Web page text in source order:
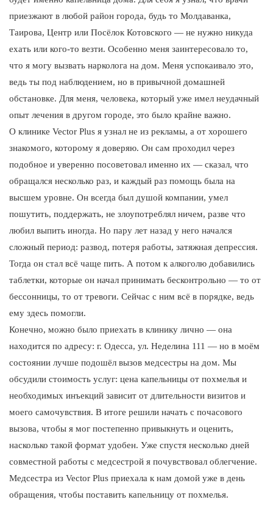
приезжают в любой район города, будь то Молдаванка,
Таирова, Центр или Посёлок Котовского — не нужно никуда
ехать или кого-то везти. Особенно меня заинтересовало то,
что я могу вызвать нарколога на дом. Меня успокаивало это,
ведь ты под наблюдением, но в привычной домашней
обстановке. Для меня, человека, который уже имел неудачный
опыт лечения в другом городе, это было крайне важно.
О клинике Vector Plus я узнал не из рекламы, а от хорошего
знакомого, которому я доверяю. Он сам проходил через
подобное и уверенно посоветовал именно их — сказал, что
обращался несколько раз, и каждый раз помощь была на
высшем уровне. Он всегда был душой компании, умел
пошутить, поддержать, не злоупотреблял ничем, разве что
любил выпить иногда. Но пару лет назад у него начался
сложный период: развод, потеря работы, затяжная депрессия.
Тогда он стал всё чаще пить. А потом к алкоголю добавились
таблетки, которые он начал принимать бесконтрольно — то от
бессонницы, то от тревоги. Сейчас с ним всё в порядке, ведь
ему здесь помогли.
Конечно, можно было приехать в клинику лично — она
находится по адресу: г. Одесса, ул. Неделина 111 — но в моём
состоянии лучше подошёл вызов медсестры на дом. Мы
обсудили стоимость услуг: цена капельницы от похмелья и
необходимых инъекций зависит от длительности визитов и
моего самочувствия. В итоге решили начать с почасового
вызова, чтобы я мог постепенно привыкнуть и оценить,
насколько такой формат удобен. Уже спустя несколько дней
совместной работы с медсестрой я почувствовал облегчение.
Медсестра из Vector Plus приехала к нам домой уже в день
обращения, чтобы поставить капельницу от похмелья.